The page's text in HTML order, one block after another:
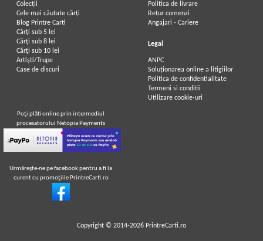
Colecții
Cele mai căutate cărți
Blog Printre Carti
Cărţi sub 5 lei
Cărţi sub 8 lei
Cărţi sub 10 lei
Artiști/Trupe
Case de discuri
Politica de livrare
Retur comenzi
Angajari - Cariere
Legal
ANPC
Soluționarea online a litigiilor
Politica de confidentialitate
Termeni si conditii
Utilizare cookie-uri
Poţi plăti online prin intermediul
procesatorului Netopia Payments
Urmăreşte-ne pe facebook pentru a fi la
curent cu promoţiile PrintreCarti.ro
Copyright © 2014-2026 PrintreCarti.ro